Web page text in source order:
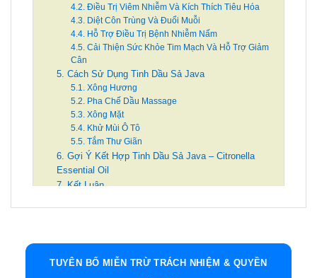
4.2. Điều Trị Viêm Nhiễm Và Kích Thích Tiêu Hóa
4.3. Diệt Côn Trùng Và Đuổi Muỗi
4.4. Hỗ Trợ Điều Trị Bệnh Nhiễm Nấm
4.5. Cải Thiện Sức Khỏe Tim Mạch Và Hỗ Trợ Giảm
Cân
5. Cách Sử Dụng Tinh Dầu Sả Java
5.1. Xông Hương
5.2. Pha Chế Dầu Massage
5.3. Xông Mặt
5.4. Khử Mùi Ô Tô
5.5. Tắm Thư Giãn
6. Gợi Ý Kết Hợp Tinh Dầu Sả Java – Citronella
Essential Oil
7. Kết Luận
Sức Khỏe Và Làm Đẹp
TUYÊN BỐ MIỄN TRỪ TRÁCH NHIỆM & QUYỀN